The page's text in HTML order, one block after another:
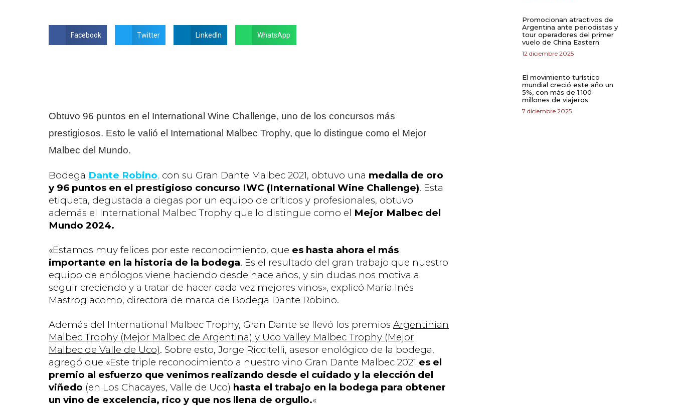
Facebook Twitter LinkedIn WhatsApp
Obtuvo 96 puntos en el International Wine Challenge, uno de los concursos más
prestigiosos. Esto le valió el International Malbec Trophy, que lo distingue como el Mejor
Malbec del Mundo.
Bodega Dante Robino, con su Gran Dante Malbec 2021, obtuvo una medalla de oro
y 96 puntos en el prestigioso concurso IWC (International Wine Challenge). Esta
etiqueta, degustada a ciegas por un equipo de críticos y profesionales, obtuvo
además el International Malbec Trophy que lo distingue como el Mejor Malbec del
Mundo 2024.
«Estamos muy felices por este reconocimiento, que es hasta ahora el más
importante en la historia de la bodega. Es el resultado del gran trabajo que nuestro
equipo de enólogos viene haciendo desde hace años, y sin dudas nos motiva a
seguir creciendo y a tratar de hacer cada vez mejores vinos», explicó María Inés
Mastrogiacomo, directora de marca de Bodega Dante Robino.
Además del International Malbec Trophy, Gran Dante se llevó los premios Argentinian
Malbec Trophy (Mejor Malbec de Argentina) y Uco Valley Malbec Trophy (Mejor
Malbec de Valle de Uco). Sobre esto, Jorge Riccitelli, asesor enológico de la bodega,
agregó que «Este triple reconocimiento a nuestro vino Gran Dante Malbec 2021 es el
premio al esfuerzo que venimos realizando desde el cuidado y la elección del
viñedo (en Los Chacayes, Valle de Uco) hasta el trabajo en la bodega para obtener
un vino de excelencia, rico y que nos llena de orgullo.«
Promocionan atractivos de
Argentina ante periodistas y
tour operadores del primer
vuelo de China Eastern
12 diciembre 2025
El movimiento turístico
mundial creció este año un
5%, con más de 1.100
millones de viajeros
7 diciembre 2025